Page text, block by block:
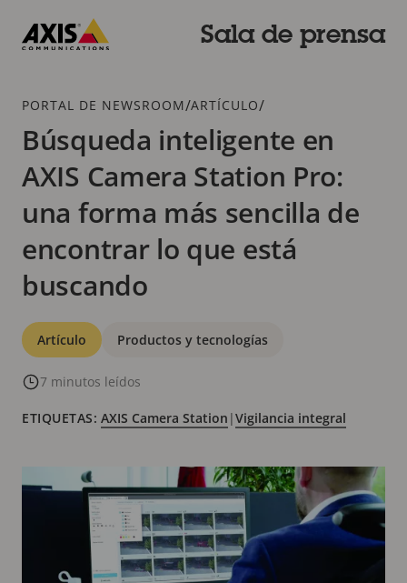
contenido
Sala de prensa
Breadcrumb
PORTAL DE NEWSROOM/ARTÍCULO/
Búsqueda inteligente en
AXIS Camera Station Pro:
una forma más sencilla de
encontrar lo que está
buscando
Categorías
Artículo Productos y tecnologías
7 minutos leídos
ETIQUETAS: AXIS Camera Station |Vigilancia integral